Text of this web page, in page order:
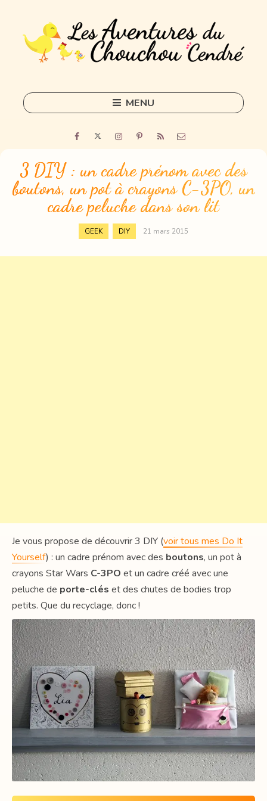
MENU
to
content
Home
Freelance
Sorties
DIY
3 DIY : un cadre prénom avec des
boutons, un pot à crayons C-3PO, un
cadre peluche dans son lit
GEEK DIY 21 mars 2015
Je vous propose de découvrir 3 DIY (voir tous mes Do It
Yourself) : un cadre prénom avec des boutons, un pot à
crayons Star Wars C-3PO et un cadre créé avec une
peluche de porte-clés et des chutes de bodies trop
petits. Que du recyclage, donc !